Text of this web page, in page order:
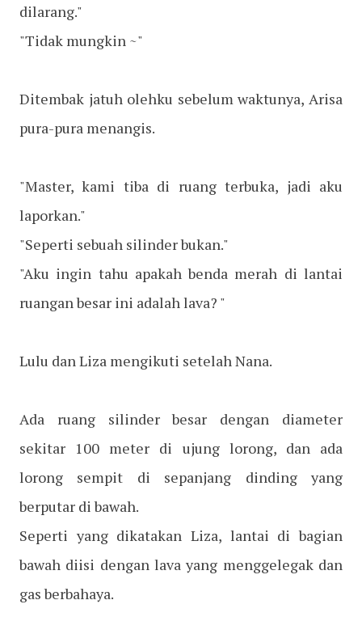
dilarang."
"Tidak mungkin ~"
Ditembak jatuh olehku sebelum waktunya, Arisa
pura-pura menangis.
"Master, kami tiba di ruang terbuka, jadi aku
laporkan."
"Seperti sebuah silinder bukan."
"Aku ingin tahu apakah benda merah di lantai
ruangan besar ini adalah lava? "
Lulu dan Liza mengikuti setelah Nana.
Ada ruang silinder besar dengan diameter
sekitar 100 meter di ujung lorong, dan ada
lorong sempit di sepanjang dinding yang
berputar di bawah.
Seperti yang dikatakan Liza, lantai di bagian
bawah diisi dengan lava yang menggelegak dan
gas berbahaya.